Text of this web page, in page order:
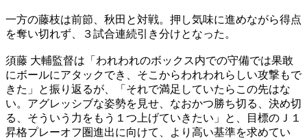
一方の藤枝は前節、秋田と対戦。押し気味に進めながら得点
を奪い切れず、３試合連続引き分けとなった。
須藤 大輔監督は「われわれのボックス内での守備では果敢
にボールにアタックでき、そこからわれわれらしい攻撃もで
きた」と振り返るが、「それで満足していたらこの先はな
い。アグレッシブな姿勢を見せ、なおかつ勝ち切る、決め切
る、そういう力をもう１つ上げていきたい」と、目標のＪ１
昇格プレーオフ圏進出に向けて、より高い基準を求めてい